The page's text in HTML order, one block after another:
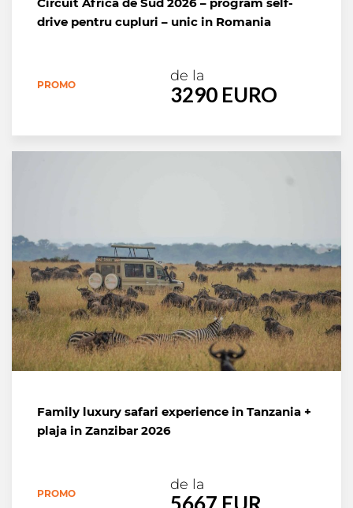
drive pentru cupluri – unic in Romania
PROMO
de la
3290 EURO
Family luxury safari experience in Tanzania +
plaja in Zanzibar 2026
PROMO
de la
5667 EUR